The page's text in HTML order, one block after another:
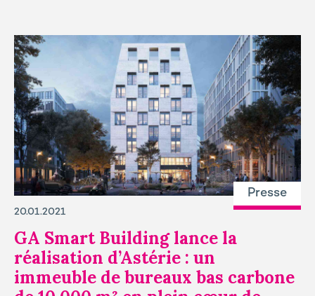
Presse
20.01.2021
GA Smart Building lance la
réalisation d’Astérie : un
immeuble de bureaux bas carbone